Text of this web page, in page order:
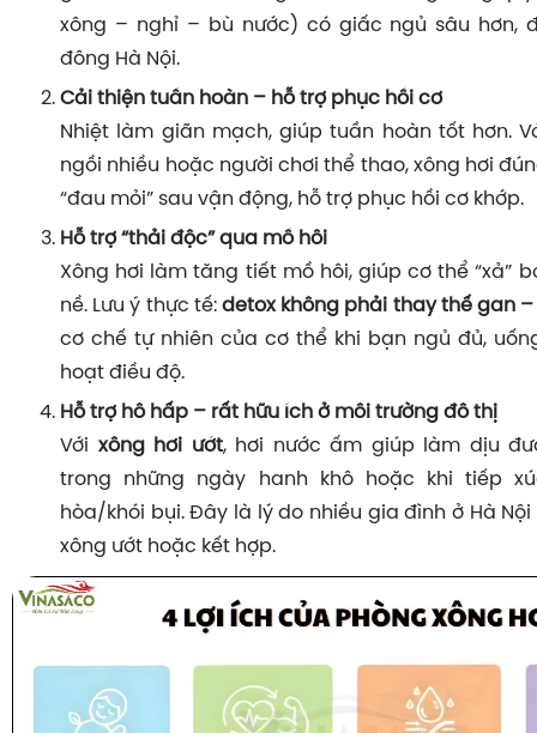
xông – nghỉ – bù nước) có giấc ngủ sâu hơn,
đông Hà Nội.
Cải thiện tuần hoàn – hỗ trợ phục hồi cơ
Nhiệt làm giãn mạch, giúp tuần hoàn tốt hơn.
ngồi nhiều hoặc người chơi thể thao, xông hơi
“đau mỏi” sau vận động, hỗ trợ phục hồi cơ khớp.
Hỗ trợ “thải độc” qua mồ hôi
Xông hơi làm tăng tiết mồ hôi, giúp cơ thể “xả”
nề. Lưu ý thực tế: detox không phải thay thế gan
cơ chế tự nhiên của cơ thể khi bạn ngủ đủ,
hoạt điều độ.
Hỗ trợ hô hấp – rất hữu ích ở môi trường đô thị
Với xông hơi ướt, hơi nước ấm giúp làm dịu
trong những ngày hanh khô hoặc khi tiếp
hòa/khói bụi. Đây là lý do nhiều gia đình ở Hà
xông ướt hoặc kết hợp.